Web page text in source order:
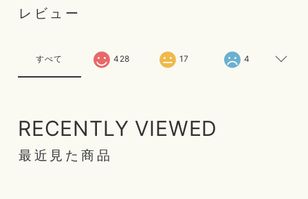
レビュー
すべて 428 17 4
RECENTLY VIEWED
最近見た商品